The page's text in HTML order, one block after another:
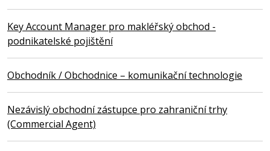
Key Account Manager pro makléřský obchod -
podnikatelské pojištění
Obchodník / Obchodnice – komunikační technologie
Nezávislý obchodní zástupce pro zahraniční trhy
(Commercial Agent)